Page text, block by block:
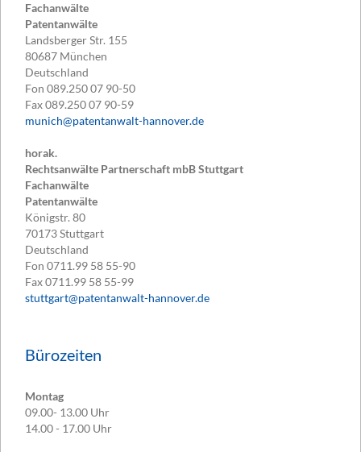
Fachanwälte
Patentanwälte
Landsberger Str. 155
80687 München
Deutschland
Fon 089.250 07 90-50
Fax089.250 07 90-59
munich@patentanwalt-hannover.de
horak.
Rechtsanwälte Partnerschaft mbB Stuttgart
Fachanwälte
Patentanwälte
Königstr. 80
70173Stuttgart
Deutschland
Fon 0711.99 58 55-90
Fax0711.99 58 55-99
stuttgart@patentanwalt-hannover.de
Bürozeiten
Montag
09.00- 13.00 Uhr
14.00 - 17.00 Uhr